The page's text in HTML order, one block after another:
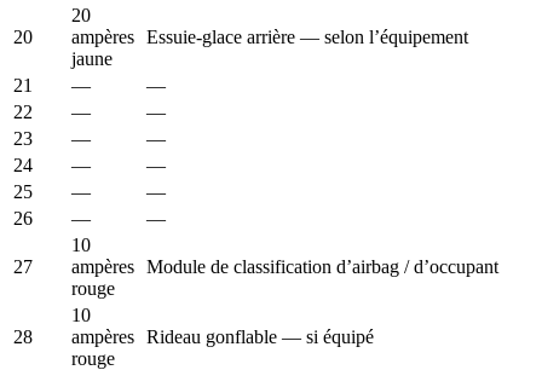
20
20
ampères
jaune
Essuie-glace arrière — selon l’équipement
21 —
—
22
—
—
23
—
—
24
—
—
25
—
—
26
— —
27
10
ampères
rouge
Module de classification d’airbag / d’occupant
28
10
ampères
rouge
Rideau gonflable — si équipé